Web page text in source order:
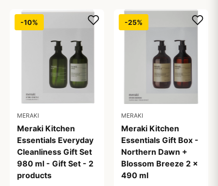
-10%
MERAKI
Meraki Kitchen
Essentials Everyday
Cleanliness Gift Set
980 ml - Gift Set - 2
products
-25%
MERAKI
Meraki Kitchen
Essentials Gift Box -
Northern Dawn +
Blossom Breeze 2 x
490 ml